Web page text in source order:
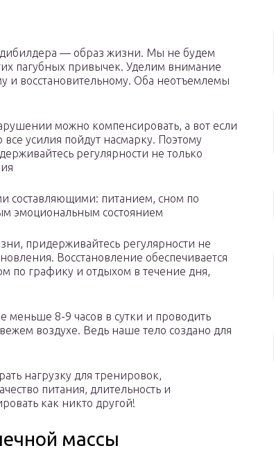
— образ жизни. Мы не будем
пагубных привычек. Уделим внимание
и восстановительному. Оба неотъемлемы
можно компенсировать, а вот если
усилия пойдут насмарку. Поэтому
регулярности не только
составляющими: питанием, сном по
эмоциональным состоянием
придерживайтесь регулярности не
Восстановление обеспечивается
по графику и отдыхом в течение дня,
меньше 8-9 часов в сутки и проводить
воздухе. Ведь наше тело создано для
нагрузку для тренировок,
питания, длительность и
как никто другой!
массы